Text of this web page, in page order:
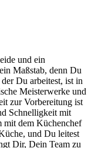
und ein
Maßstab, denn Du
Du arbeitest, ist in
Meisterwerke und
zur Vorbereitung ist
Schnelligkeit mit
mit dem Küchenchef
und Du leitest
Dir, Dein Team zu